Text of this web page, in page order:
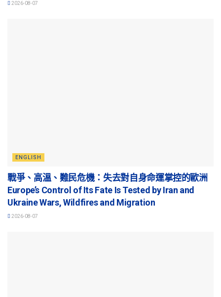
2026-08-07
ENGLISH
戰爭、高溫、難民危機：失去對自身命運掌控的歐洲
Europe’s Control of Its Fate Is Tested by Iran and
Ukraine Wars, Wildfires and Migration
2026-08-07